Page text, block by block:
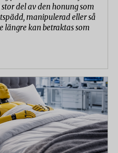
del av den honung som
manipulerad eller så
längre kan betraktas som